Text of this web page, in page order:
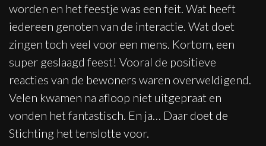
worden en het feestje was een feit. Wat heeft
iedereen genoten van de interactie. Wat doet
zingen toch veel voor een mens. Kortom, een
super geslaagd feest! Vooral de positieve
reacties van de bewoners waren overweldigend.
Velen kwamen na afloop niet uitgepraat en
vonden het fantastisch. En ja… Daar doet de
Stichting het tenslotte voor.